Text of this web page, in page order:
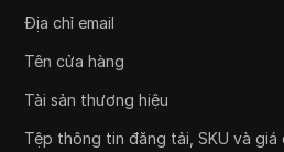
Địa chỉ email
Tên cửa hàng
Tài sản thương hiệu
Tệp thông tin đăng tải, SKU và giá